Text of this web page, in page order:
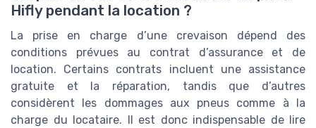
Hifly pendant la location ?
La prise en charge d’une crevaison dépend des
conditions prévues au contrat d’assurance et de
location. Certains contrats incluent une assistance
gratuite et la réparation, tandis que d’autres
considèrent les dommages aux pneus comme à la
charge du locataire. Il est donc indispensable de lire